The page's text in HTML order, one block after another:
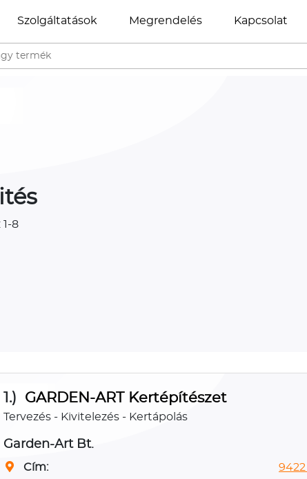
Szolgáltatások Megrendelés Kapcsolat
8
1.) GARDEN-ART Kertépítészet
Tervezés - Kivitelezés - Kertápolás
Garden-Art Bt.
Cím: